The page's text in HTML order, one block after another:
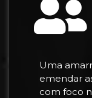
Uma
emendar
com foco